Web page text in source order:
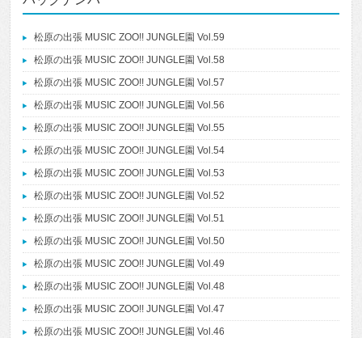
松原の出張 MUSIC ZOO!! JUNGLE園 Vol.59
松原の出張 MUSIC ZOO!! JUNGLE園 Vol.58
松原の出張 MUSIC ZOO!! JUNGLE園 Vol.57
松原の出張 MUSIC ZOO!! JUNGLE園 Vol.56
松原の出張 MUSIC ZOO!! JUNGLE園 Vol.55
松原の出張 MUSIC ZOO!! JUNGLE園 Vol.54
松原の出張 MUSIC ZOO!! JUNGLE園 Vol.53
松原の出張 MUSIC ZOO!! JUNGLE園 Vol.52
松原の出張 MUSIC ZOO!! JUNGLE園 Vol.51
松原の出張 MUSIC ZOO!! JUNGLE園 Vol.50
松原の出張 MUSIC ZOO!! JUNGLE園 Vol.49
松原の出張 MUSIC ZOO!! JUNGLE園 Vol.48
松原の出張 MUSIC ZOO!! JUNGLE園 Vol.47
松原の出張 MUSIC ZOO!! JUNGLE園 Vol.46